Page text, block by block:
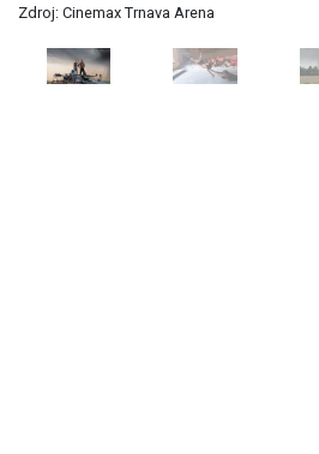
Zdroj: Cinemax Trnava Arena